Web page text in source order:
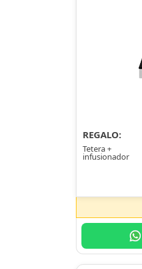
REGALO:
Tetera +
infusionador